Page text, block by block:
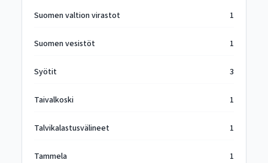
Suomen valtion virastot 1
Suomen vesistöt 1
Syötit 3
Taivalkoski 1
Talvikalastusvälineet 1
Tammela 1